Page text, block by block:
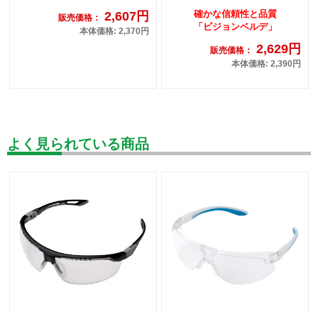
販売価格： 2,607円
本体価格: 2,370円
確かな信頼性と品質
「ビジョンベルデ」
販売価格： 2,629円
本体価格: 2,390円
よく見られている商品